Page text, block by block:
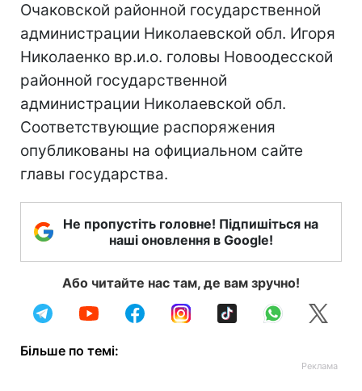
Очаковской районной государственной
администрации Николаевской обл. Игоря
Николаенко вр.и.о. головы Новоодесской
районной государственной
администрации Николаевской обл.
Соответствующие распоряжения
опубликованы на официальном сайте
главы государства.
Не пропустіть головне! Підпишіться на
наші оновлення в Google!
Або читайте нас там, де вам зручно!
Більше по темі: